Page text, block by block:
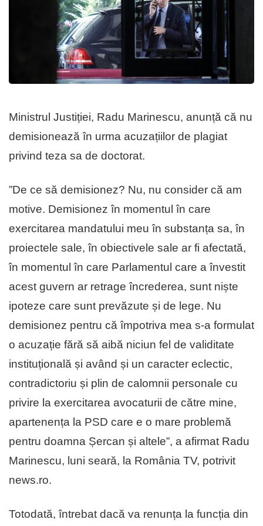
Ministrul Justiției, Radu Marinescu, anunță că nu
demisionează în urma acuzațiilor de plagiat
privind teza sa de doctorat.
”De ce să demisionez? Nu, nu consider că am
motive. Demisionez în momentul în care
exercitarea mandatului meu în substanța sa, în
proiectele sale, în obiectivele sale ar fi afectată,
în momentul în care Parlamentul care a învestit
acest guvern ar retrage încrederea, sunt niște
ipoteze care sunt prevăzute și de lege. Nu
demisionez pentru că împotriva mea s-a formulat
o acuzație fără să aibă niciun fel de validitate
instituțională și având și un caracter eclectic,
contradictoriu și plin de calomnii personale cu
privire la exercitarea avocaturii de către mine,
apartenența la PSD care e o mare problemă
pentru doamna Șercan și altele”, a afirmat Radu
Marinescu, luni seară, la România TV, potrivit
news.ro.
Totodată, întrebat dacă va renunța la funcția din